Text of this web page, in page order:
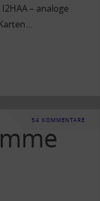
– analoge
54 KOMMENTARE